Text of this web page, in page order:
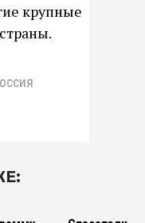
крупные